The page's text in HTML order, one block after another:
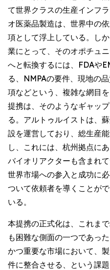
て世界クラスの生産インフ
オ医薬品製造は、世界中の
項として浮上している。し
業にとって、そのオポチュ
へと転換するには、FDAや
る、NMPAの要件、現地の
項などという、複雑な網目
提携は、そのようなギャッ
る。アルトゥルイストは、
設を運営しており、総生産
し、これには、杭州拠点に
バイオリアクターも含まれ
世界市場への参入と成功に
ついて依頼者を導くことが
いる。
本提携の正式化は、これま
も困難な側面の一つであっ
かつ重要な市場において、
件に整合させる、という課